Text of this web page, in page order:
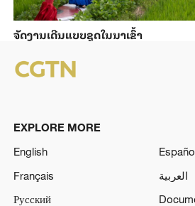
ຈັດງານເດີນແບບຊຸດໃນນາເຂົ້າ
EXPLORE MORE
English
Français
العربية
Русский